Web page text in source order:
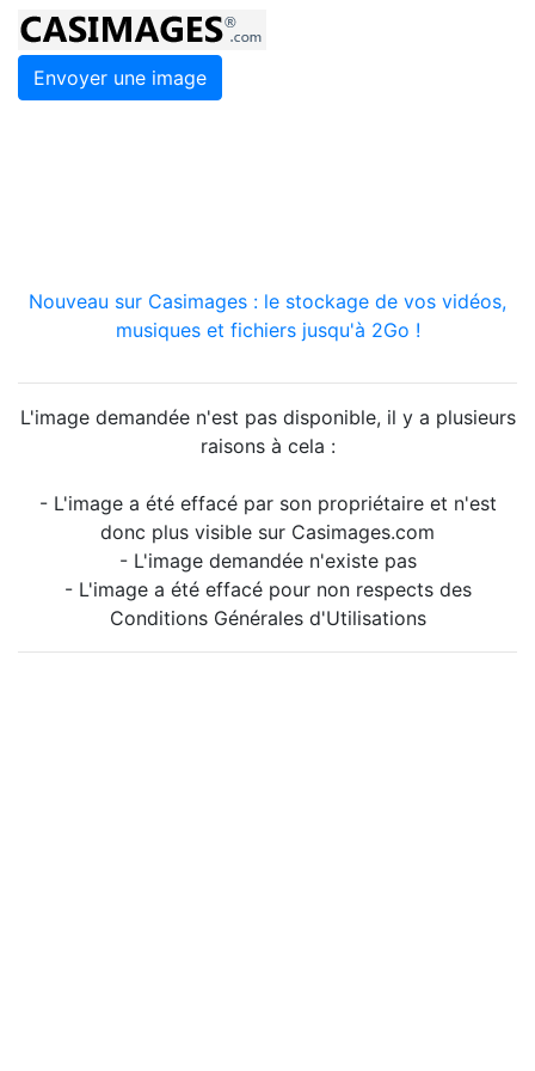
Envoyer une image
Nouveau sur Casimages : le stockage de vos vidéos,
musiques et fichiers jusqu'à 2Go !
L'image demandée n'est pas disponible, il y a plusieurs
raisons à cela :
- L'image a été effacé par son propriétaire et n'est
donc plus visible sur Casimages.com
- L'image demandée n'existe pas
- L'image a été effacé pour non respects des
Conditions Générales d'Utilisations